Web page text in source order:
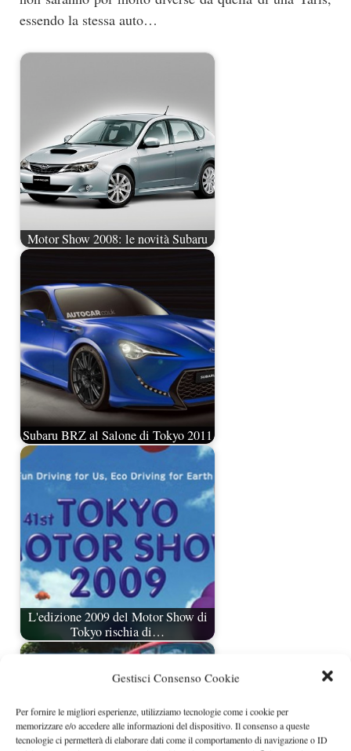
Gestisci Consenso Cookie
Per fornire le migliori esperienze, utilizziamo tecnologie come i cookie per
memorizzare e/o accedere alle informazioni del dispositivo. Il consenso a queste
tecnologie ci permetterà di elaborare dati come il comportamento di navigazione o ID
essendo la stessa auto…
Motor Show 2008: le novità Subaru
Subaru BRZ al Salone di Tokyo 2011
L'edizione 2009 del Motor Show di
Tokyo rischia di…